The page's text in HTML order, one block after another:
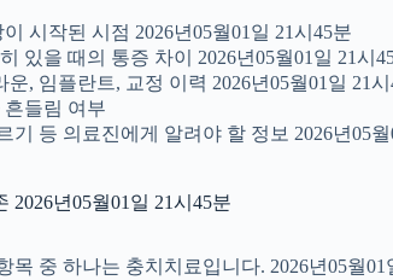
시작된 시점 2026년05월01일 21시45분
있을 때의 통증 차이 2026년05월01일 21시
, 임플란트, 교정 이력 2026년05월01일 21시
들림 여부
기 등 의료진에게 알려야 할 정보 2026년05월
년05월01일 21시45분
목 중 하나는 충치치료입니다. 2026년05월